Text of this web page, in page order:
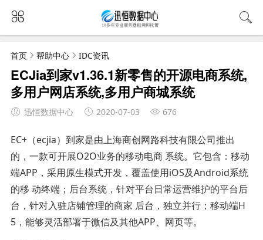
首页 帮助中心 IDC资讯
ECJia到家v1.36.1新零售的开源电商系统,
多用户网店系统,多用户商城系统
迅恒数据中心 2020-07-03 676
EC+（ecjia）到家是由上海商创网路科技有限公司推出
的，一款可开展O2O业务的移动电商 系统。它包含：移动
端APP，采用原生模式开发，覆盖使用iOS及Android系统
的移 动终端；后台系统，针对平台日常运营维护的平台后
台，针对入驻店铺管理的商家 后台，独立并行；移动端H
5，能够灵活部署于微信及其他APP、网页等。